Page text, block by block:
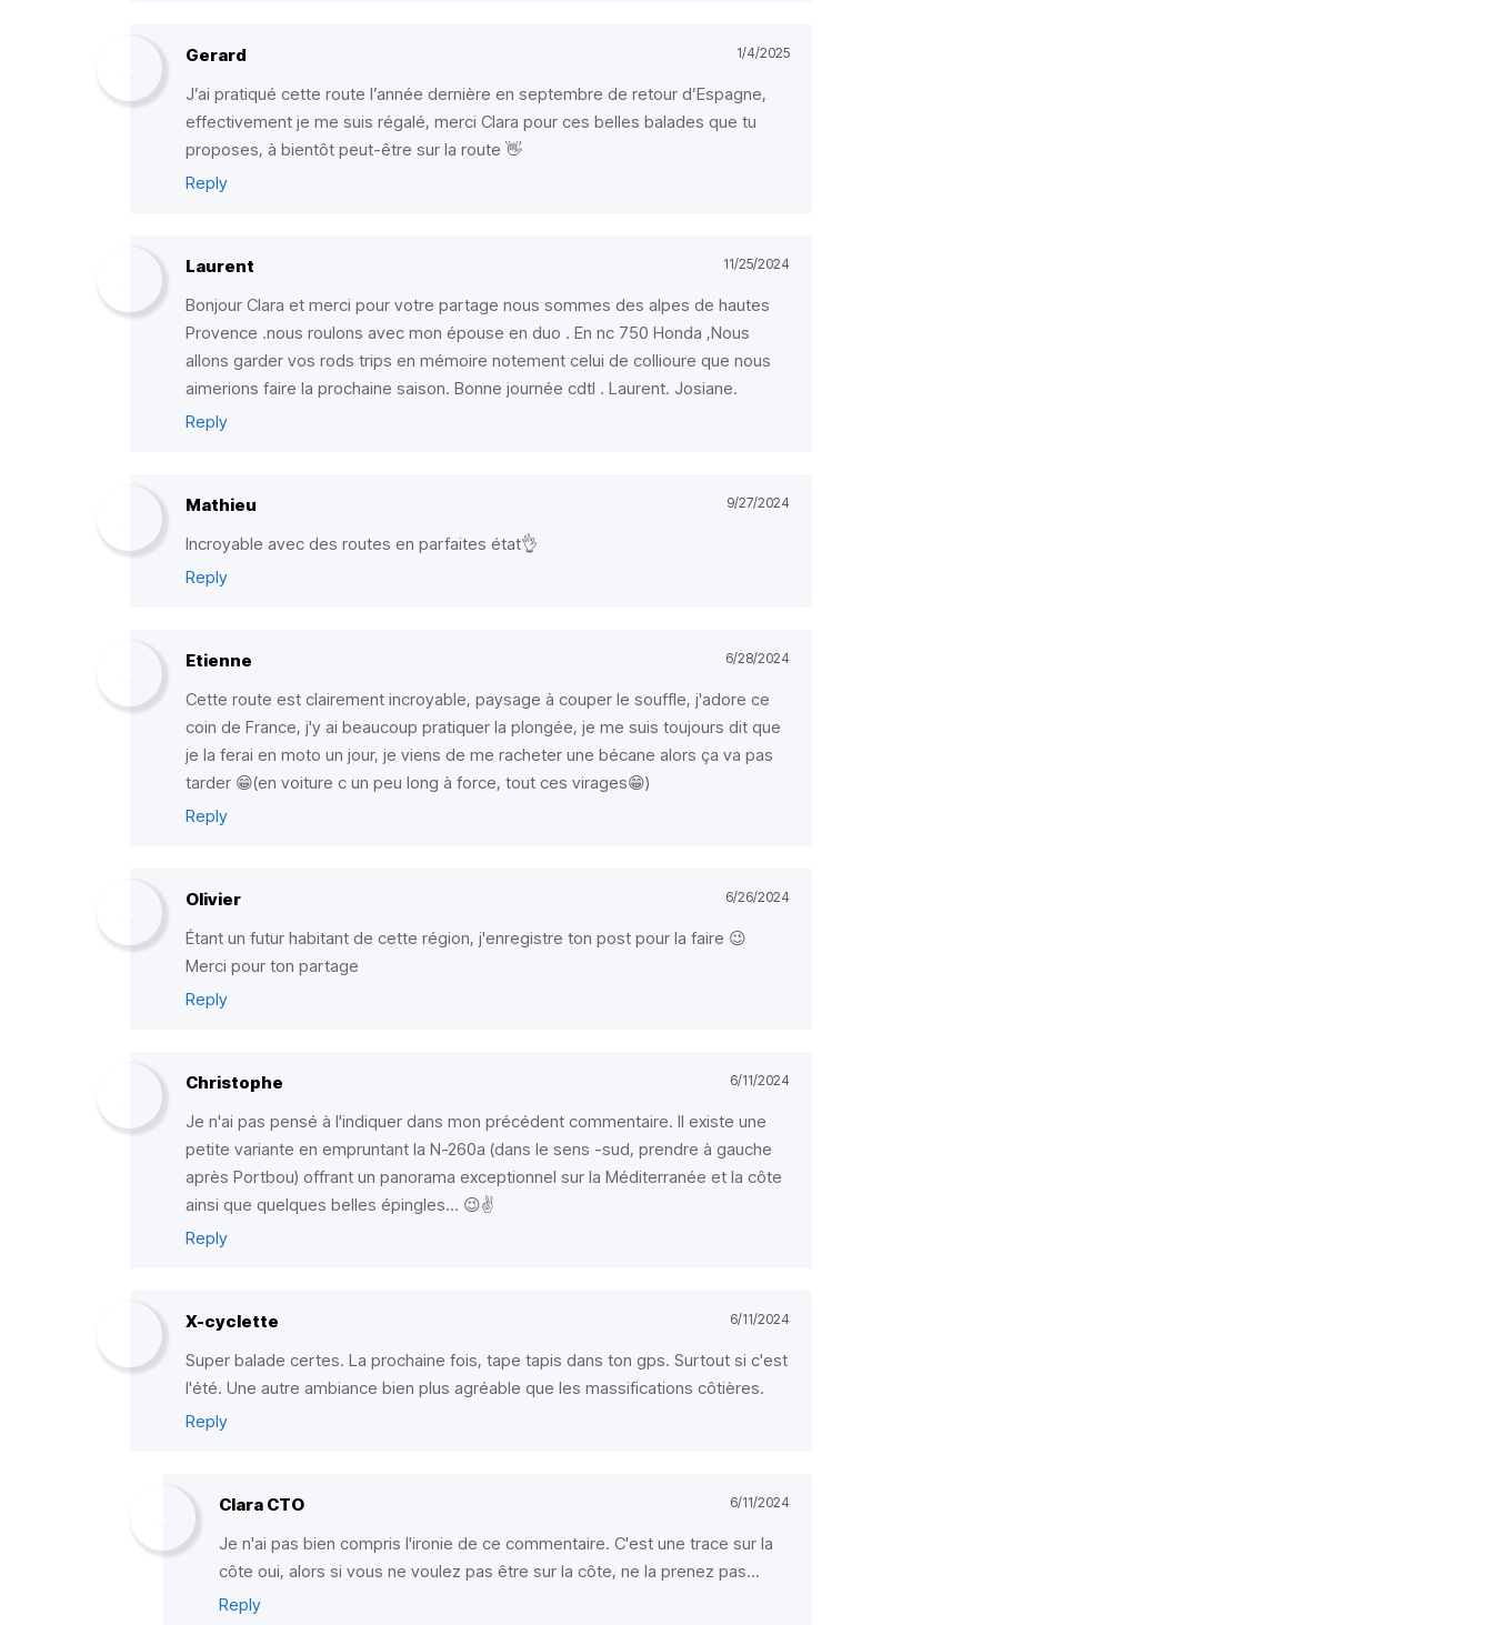
Gerard 1/4/2025
J’ai pratiqué cette route l’année dernière en septembre de retour d’Espagne,
effectivement je me suis régalé, merci Clara pour ces belles balades que tu
proposes, à bientôt peut-être sur la route 👋
Reply
Laurent 11/25/2024
Bonjour Clara et merci pour votre partage nous sommes des alpes de hautes
Provence .nous roulons avec mon épouse en duo . En nc 750 Honda ,Nous
allons garder vos rods trips en mémoire notement celui de collioure que nous
aimerions faire la prochaine saison. Bonne journée cdtl . Laurent. Josiane.
Reply
Mathieu 9/27/2024
Incroyable avec des routes en parfaites état👌
Reply
Etienne 6/28/2024
Cette route est clairement incroyable, paysage à couper le souffle, j'adore ce
coin de France, j'y ai beaucoup pratiquer la plongée, je me suis toujours dit que
je la ferai en moto un jour, je viens de me racheter une bécane alors ça va pas
tarder 😁(en voiture c un peu long à force, tout ces virages😁)
Reply
Olivier 6/26/2024
Étant un futur habitant de cette région, j'enregistre ton post pour la faire 😉
Merci pour ton partage
Reply
Christophe 6/11/2024
Je n'ai pas pensé à l'indiquer dans mon précédent commentaire. Il existe une
petite variante en empruntant la N-260a (dans le sens -sud, prendre à gauche
après Portbou) offrant un panorama exceptionnel sur la Méditerranée et la côte
ainsi que quelques belles épingles... 😉✌️
Reply
X-cyclette 6/11/2024
Super balade certes. La prochaine fois, tape tapis dans ton gps. Surtout si c'est
l'été. Une autre ambiance bien plus agréable que les massifications côtières.
Reply
Clara CTO 6/11/2024
Je n'ai pas bien compris l'ironie de ce commentaire. C'est une trace sur la
côte oui, alors si vous ne voulez pas être sur la côte, ne la prenez pas...
Reply